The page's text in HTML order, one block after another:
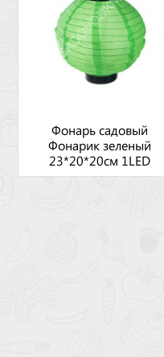
Фонарь садовый
Фонарик зеленый
23*20*20см 1LED